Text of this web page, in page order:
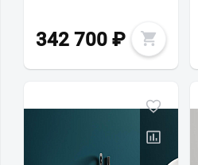
342 700 ₽